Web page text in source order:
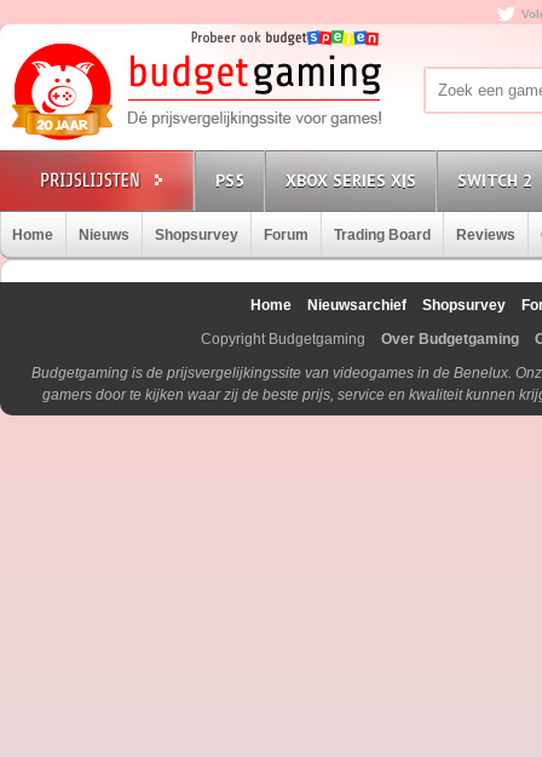
PS5 XBOX SERIES X|S SWITCH 2
Home Nieuws Shopsurvey Forum Trading Board Reviews
Home Nieuwsarchief Shopsurvey
Copyright Budgetgaming
Over Budgetgaming
Budgetgaming is de prijsvergelijkingssite van videogames in de Benelux.
gamers door te kijken waar zij de beste prijs, service en kwaliteit kunnen